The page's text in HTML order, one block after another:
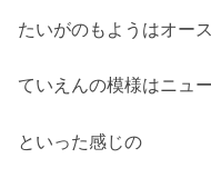
たいがのもようはオー
ていえんの模様はニュ
といった感じの